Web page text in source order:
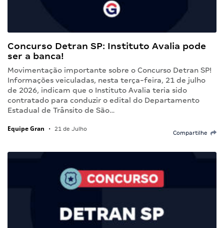
Concurso Detran SP: Instituto Avalia pode
ser a banca!
Movimentação importante sobre o Concurso Detran SP!
Informações veiculadas, nesta terça-feira, 21 de julho
de 2026, indicam que o Instituto Avalia teria sido
contratado para conduzir o edital do Departamento
Estadual de Trânsito de São…
Equipe Gran • 21 de Julho
Compartilhe